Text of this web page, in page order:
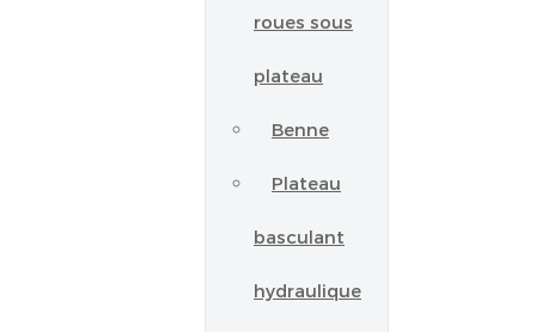
roues sous
plateau
Benne
Plateau
basculant
hydraulique